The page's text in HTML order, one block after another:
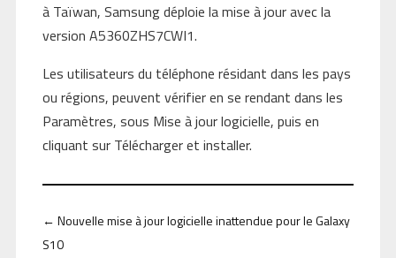
à Taïwan, Samsung déploie la mise à jour avec la
version A5360ZHS7CWI1.
Les utilisateurs du téléphone résidant dans les pays
ou régions, peuvent vérifier en se rendant dans les
Paramètres, sous Mise à jour logicielle, puis en
cliquant sur Télécharger et installer.
← Nouvelle mise à jour logicielle inattendue pour le Galaxy
S10